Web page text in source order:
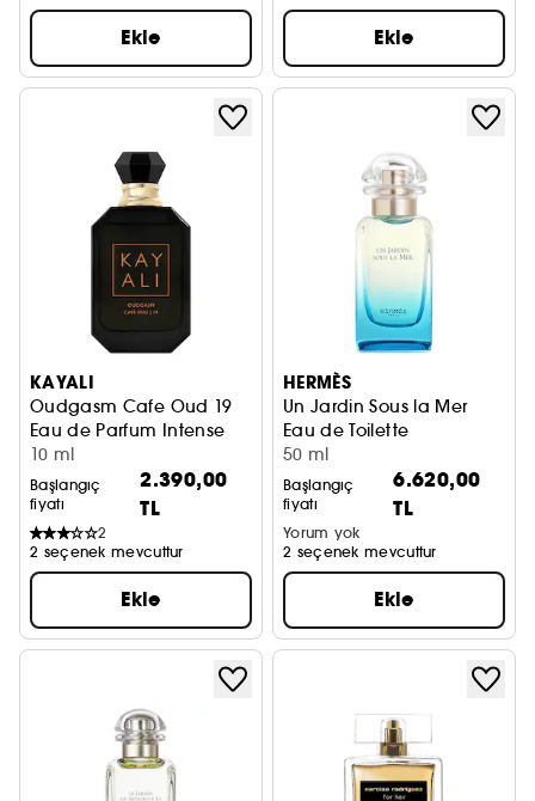
Ekle Ekle
KAYALI
Oudgasm Cafe Oud 19
Eau de Parfum Intense
10 ml
Başlangıç
fiyatı
2.390,00
TL
2
2 seçenek mevcuttur
Ekle
HERMÈS
Un Jardin Sous la Mer
Eau de Toilette
50 ml
Başlangıç
fiyatı
6.620,00
TL
Yorum yok
2 seçenek mevcuttur
Ekle